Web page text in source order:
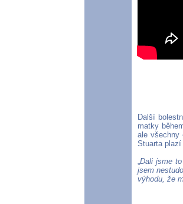
Další
matky
ale všechny
Stuarta plazí
„Dali jsme
jsem
výhodu, že